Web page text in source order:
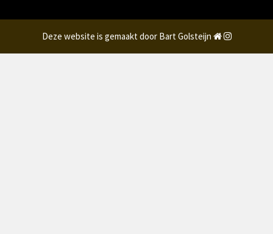
Deze website is gemaakt door Bart Golsteijn